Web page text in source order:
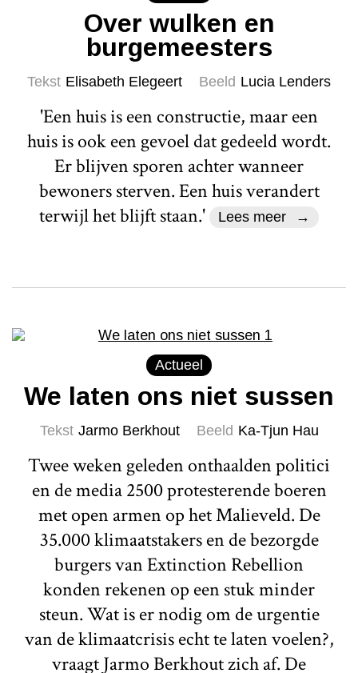
Over wulken en
burgemeesters
Tekst Elisabeth Elegeert Beeld Lucia Lenders
'Een huis is een constructie, maar een
huis is ook een gevoel dat gedeeld wordt.
Er blijven sporen achter wanneer
bewoners sterven. Een huis verandert
terwijl het blijft staan.'
Lees meer
Actueel
We laten ons niet sussen
Tekst Jarmo Berkhout Beeld Ka-Tjun Hau
Twee weken geleden onthaalden politici
en de media 2500 protesterende boeren
met open armen op het Malieveld. De
35.000 klimaatstakers en de bezorgde
burgers van Extinction Rebellion
konden rekenen op een stuk minder
steun. Wat is er nodig om de urgentie
van de klimaatcrisis echt te laten voelen?,
vraagt Jarmo Berkhout zich af. De